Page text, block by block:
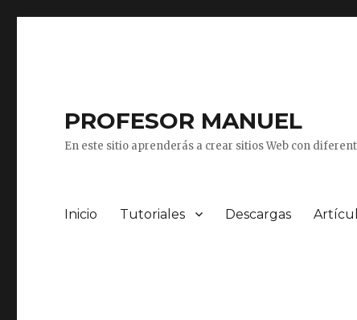
PROFESOR MANUEL
En este sitio aprenderás a crear sitios Web con
Inicio Tutoriales Descargas